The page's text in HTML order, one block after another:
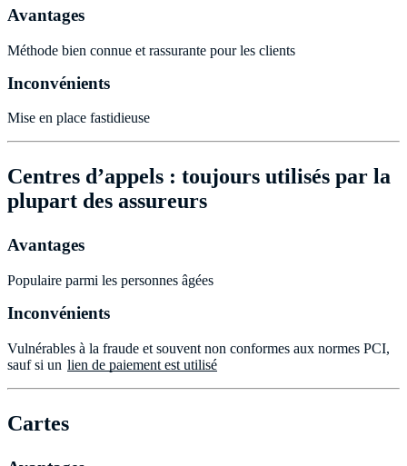
Avantages
Méthode bien connue et rassurante pour les clients
Inconvénients
Mise en place fastidieuse
Centres d’appels : toujours utilisés par la
plupart des assureurs
Avantages
Populaire parmi les personnes âgées
Inconvénients
Vulnérables à la fraude et souvent non conformes aux normes PCI,
sauf si un lien de paiement est utilisé
Cartes